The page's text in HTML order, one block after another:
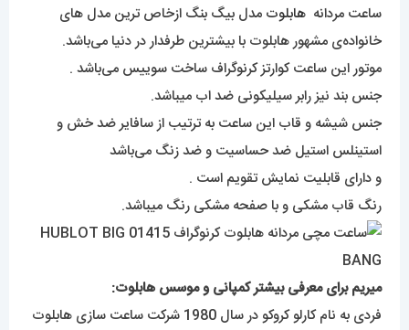
ساعت مردانه هابلوت مدل بیگ بنگ ازخاص ترین مدل های
خانواده‌ی مشهور هابلوت با بیشترین طرفدار در دنیا می‌باشد.
موتور این ساعت کوارتز کرنوگراف ساخت سوییس می‌باشد .
جنس بند نیز رابر سیلیکونی ضد اب میباشد.
جنس شیشه و قاب این ساعت به ترتیب از سافایر ضد خش و
استینلس استیل ضد حساسیت و ضد زنگ می‌باشد
و دارای قابلیت نمایش تقویم است .
رنگ قاب مشکی و با صفحه مشکی رنگ میباشد.
میریم برای معرفی بیشتر کمپانی و موسس هابلوت:
فردی به نام کارلو کروکو در سال 1980 شرکت ساعت سازی هابلوت